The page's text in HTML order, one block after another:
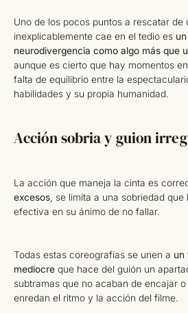
Uno de los pocos puntos a rescatar de
inexplicablemente cae en el tedio es
neurodivergencia como algo más que
aunque es cierto que hay momentos
falta de equilibrio entre la
habilidades y su propia humanidad.
Acción sobria y guion
La acción que maneja la cinta es
excesos , se limita a una sobriedad
efectiva en su ánimo de no fallar.
Todas estas coreografías se unen a un
mediocre que hace del guión un
subtramas que no acaban de encajar
enredan el ritmo y la acción del filme.